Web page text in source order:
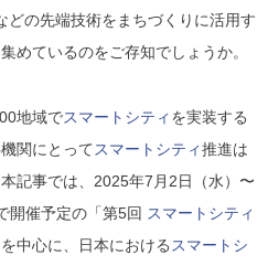
どの先端技術をまちづくりに活用す
めているのをご存知でしょうか。
地域でスマートシティ を実装する
関にとって スマートシティ推進は
記事では、2025年7月2日（水）〜
開催予定の「第5回 スマートシティ
中心に、日本における スマートシ